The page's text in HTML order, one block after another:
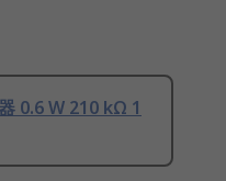
0.6 W 210 kΩ 1